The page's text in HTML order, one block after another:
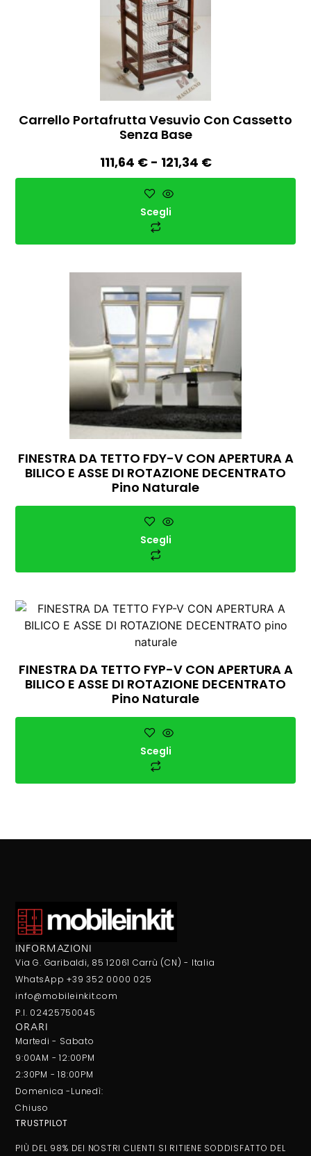
Carrello Portafrutta Vesuvio Con Cassetto
Senza Base
111,64 € - 121,34 €
Scegli
FINESTRA DA TETTO FDY-V CON APERTURA A
BILICO E ASSE DI ROTAZIONE DECENTRATO
Pino Naturale
Scegli
FINESTRA DA TETTO FYP-V CON APERTURA A
BILICO E ASSE DI ROTAZIONE DECENTRATO
Pino Naturale
Scegli
INFORMAZIONI
Via G. Garibaldi, 85 12061 Carrù (CN) - Italia
WhatsApp +39 352 0000 025
info@mobileinkit.com
P.I. 02425750045
ORARI
Martedi - Sabato
9:00AM - 12:00PM
2:30PM - 18:00PM
Domenica -Lunedì:
Chiuso
TRUSTPILOT
PIÙ DEL 98% DEI NOSTRI CLIENTI SI RITIENE SODDISFATTO DEL